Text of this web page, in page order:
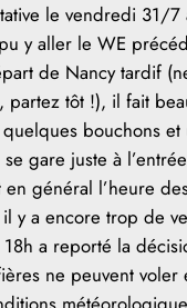
le vendredi 31/7
pu y aller le WE
de Nancy tardif
partez tôt !), il fait
bouchons
gare juste à
en général l’heure
y a encore trop de
a reporté la
ne peuvent voler